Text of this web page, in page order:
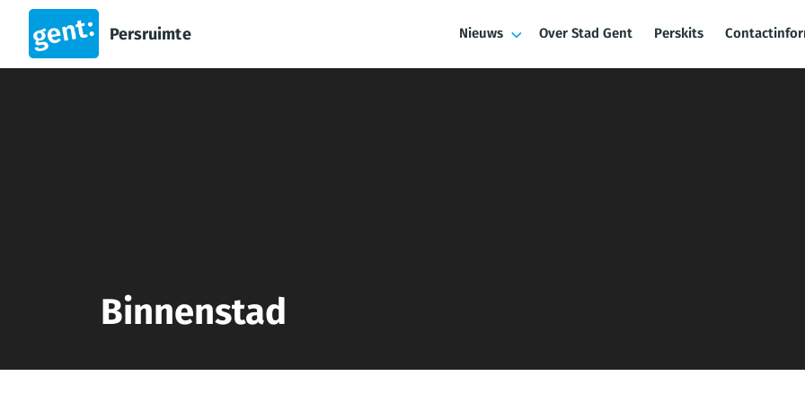
Persruimte Nieuws Over Stad Gent Perskits
Binnenstad